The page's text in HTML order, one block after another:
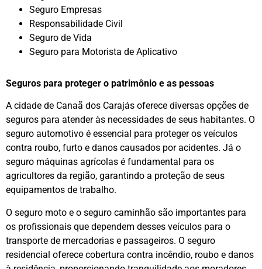
Seguro Empresas
Responsabilidade Civil
Seguro de Vida
Seguro para Motorista de Aplicativo
Seguros para proteger o patrimônio e as pessoas
A cidade de Canaã dos Carajás oferece diversas opções de
seguros para atender às necessidades de seus habitantes. O
seguro automotivo é essencial para proteger os veículos
contra roubo, furto e danos causados por acidentes. Já o
seguro máquinas agrícolas é fundamental para os
agricultores da região, garantindo a proteção de seus
equipamentos de trabalho.
O seguro moto e o seguro caminhão são importantes para
os profissionais que dependem desses veículos para o
transporte de mercadorias e passageiros. O seguro
residencial oferece cobertura contra incêndio, roubo e danos